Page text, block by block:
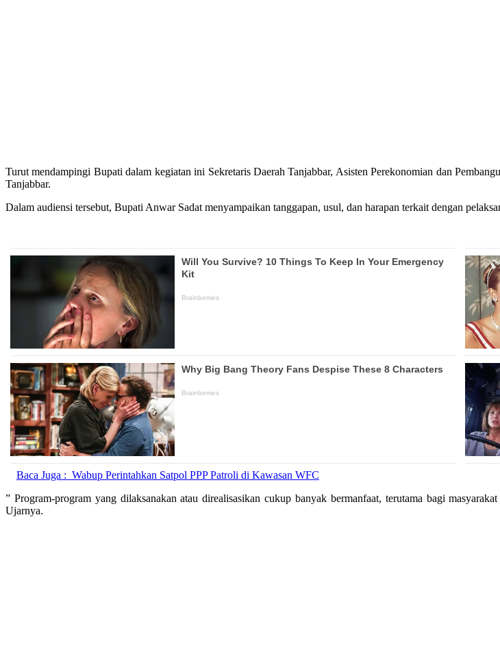
Turut mendampingi Bupati dalam kegiatan ini Sekretaris Daerah Tanjabbar, Asisten Perekonomian dan
Tanjabbar.
Dalam audiensi tersebut, Bupati Anwar Sadat menyampaikan tanggapan, usul, dan harapan terkait dengan
Baca Juga : Wabup Perintahkan Satpol PPP Patroli di Kawasan WFC
” Program-program yang dilaksanakan atau direalisasikan cukup banyak bermanfaat, terutama bagi
Ujarnya.